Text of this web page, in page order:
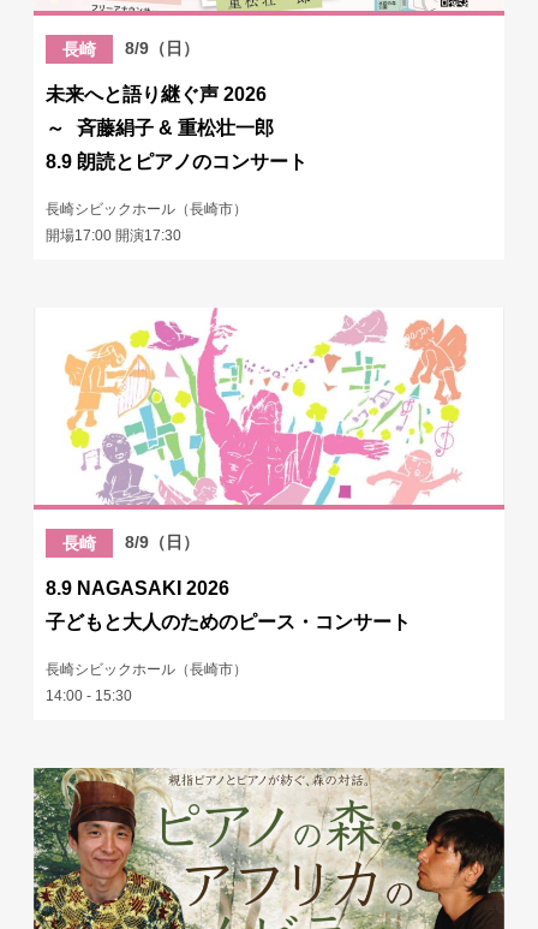
長崎 8/9（日）
未来へと語り継ぐ声 2026
～ 斉藤絹子 & 重松壮一郎
8.9 朗読とピアノのコンサート
長崎シビックホール（長崎市）
開場17:00 開演17:30
長崎 8/9（日）
8.9 NAGASAKI 2026
子どもと大人のためのピース・コンサート
長崎シビックホール（長崎市）
14:00 - 15:30